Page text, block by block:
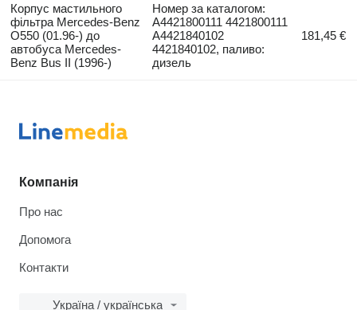
Корпус мастильного
фільтра Mercedes-Benz
O550 (01.96-) до
автобуса Mercedes-
Benz Bus II (1996-)
Номер за каталогом:
A4421800111 4421800111
A4421840102
4421840102, паливо:
дизель
181,45 €
Компанія
Про нас
Допомога
Контакти
Україна / українська